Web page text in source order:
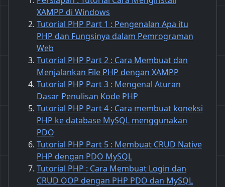
XAMPP di Windows
Tutorial PHP Part 1 : Pengenalan Apa itu
PHP dan Fungsinya dalam Pemrograman
Web
Tutorial PHP Part 2 : Cara Membuat dan
Menjalankan File PHP dengan XAMPP
Tutorial PHP Part 3 : Mengenal Aturan
Dasar Penulisan Kode PHP
Tutorial PHP Part 4 : Cara membuat koneksi
PHP ke database MySQL menggunakan
PDO
Tutorial PHP Part 5 : Membuat CRUD Native
PHP dengan PDO MySQL
Tutorial PHP : Cara Membuat Login dan
CRUD OOP dengan PHP PDO dan MySQL